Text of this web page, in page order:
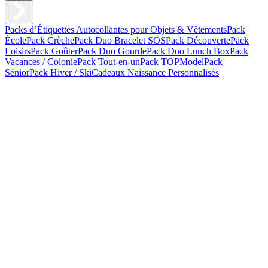
Packs d’Étiquettes Autocollantes pour Objets & VêtementsPack
ÉcolePack CrèchePack Duo Bracelet SOSPack DécouvertePack
LoisirsPack GoûterPack Duo GourdePack Duo Lunch BoxPack
Vacances / ColoniePack Tout-en-unPack TOPModelPack
SéniorPack Hiver / SkiCadeaux Naissance Personnalisés